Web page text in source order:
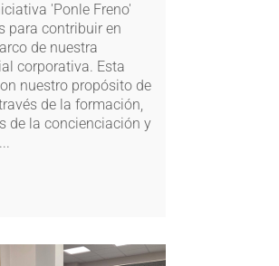
'Ponle Freno'
para contribuir en
de nuestra
corporativa. Esta
nuestro propósito de
de la formación,
de la concienciación y